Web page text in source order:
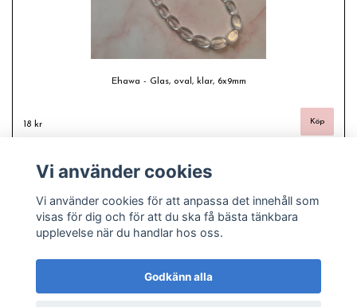
Ehawa - Glas, oval, klar, 6x9mm
18 kr
Vi använder cookies
Vi använder cookies för att anpassa det innehåll som
visas för dig och för att du ska få bästa tänkbara
upplevelse när du handlar hos oss.
Godkänn alla